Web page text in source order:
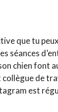
que tu
chien font
de
est